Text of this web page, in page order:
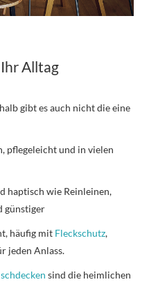
Alltag
gibt es auch nicht die eine
pflegeleicht und in vielen
haptisch wie Reinleinen,
günstiger
häufig mit Fleckschutz,
jeden Anlass.
sind die heimlichen